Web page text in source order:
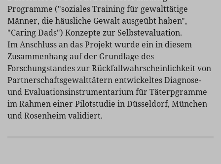
Programme ("soziales Training für gewalttätige
Männer, die häusliche Gewalt ausgeübt haben",
"Caring Dads") Konzepte zur Selbstevaluation.
Im Anschluss an das Projekt wurde ein in diesem
Zusammenhang auf der Grundlage des
Forschungstandes zur Rückfallwahrscheinlichkeit von
Partnerschaftsgewalttätern entwickeltes Diagnose-
und Evaluationsinstrumentarium für Täterpgramme
im Rahmen einer Pilotstudie in Düsseldorf, München
und Rosenheim validiert.